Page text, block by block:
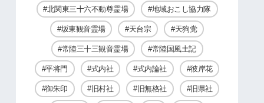
北関東三十六不動尊霊場 地域おこし協力隊
坂東観音霊場 天台宗 天狗党
常陸三十三観音霊場 常陸国風土記
平将門 式内社 式内論社 彼岸花
御朱印 旧村社 旧無格社 旧県社